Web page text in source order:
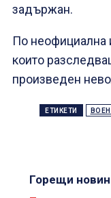
задържан.
По неофициална
които
произведен
ЕТИКЕТИ
Горещи